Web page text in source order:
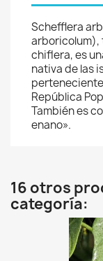
Schefflera
arboricolum),
chiflera, es
nativa de las
República
También es
enano».
16 otros
categoría: